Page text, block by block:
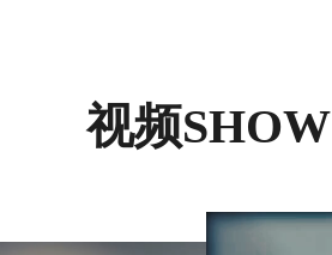
视频SHOW